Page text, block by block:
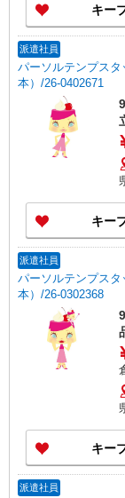
キー
派遣社員
パーソルテンプス
本）/26-0402671
キー
派遣社員
パーソルテンプス
本）/26-0302368
キー
派遣社員